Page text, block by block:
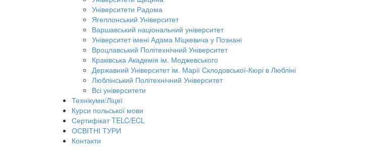
Університети Радома
Ягеллонський Університет
Варшавський національний університет
Університет імені Адама Міцкевича у Познані
Вроцлавський Політехнічний Університет
Краківська Академія ім. Моджевського
Державний Університет ім. Марії Склодовської-Кюрі в Любліні
Люблінський Політехнічний Університет
Всі університети
Технікуми/Ліцеї
Курси польської мови
Сертифікат TELC/ECL
ОСВІТНІ ТУРИ
Контакти